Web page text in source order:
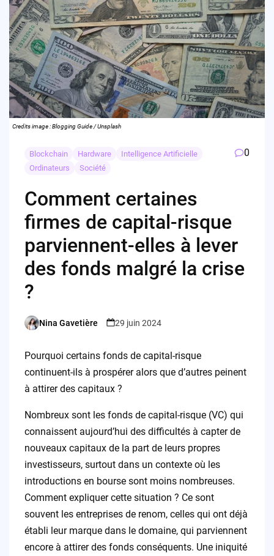
Credits image : Blogging Guide / Unsplash
Blockchain Hardware
Intelligence Artificielle
Ordinateurs
Société
0
Comment certaines
firmes de capital-risque
parviennent-elles à lever
des fonds malgré la crise
?
Posted
Nina Gavetière 29 juin 2024
Pourquoi certains fonds de capital-risque
continuent-ils à prospérer alors que d’autres peinent
à attirer des capitaux ?
Nombreux sont les fonds de capital-risque (VC) qui
connaissent aujourd’hui des difficultés à capter de
nouveaux capitaux de la part de leurs propres
investisseurs, surtout dans un contexte où les
introductions en bourse sont moins nombreuses.
Comment expliquer cette situation ? Ce sont
souvent les entreprises de renom, celles qui ont déjà
établi leur marque dans le domaine, qui parviennent
encore à attirer des fonds conséquents. Une iniquité